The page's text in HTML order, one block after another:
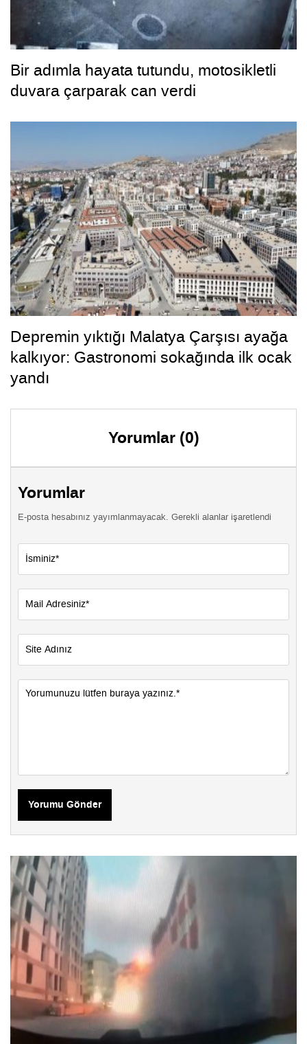
Bir adımla hayata tutundu, motosikletli
duvara çarparak can verdi
Depremin yıktığı Malatya Çarşısı ayağa
kalkıyor: Gastronomi sokağında ilk ocak
yandı
Yorumlar (0)
Yorumlar
E-posta hesabınız yayımlanmayacak. Gerekli alanlar işaretlendi
Yorumu Gönder